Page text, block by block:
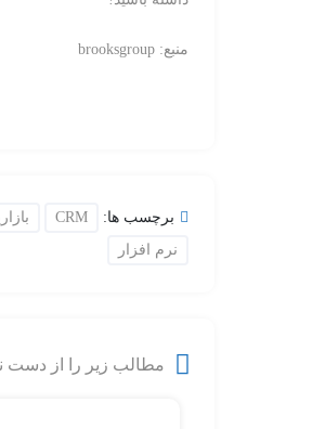
منبع: brooksgroup
برچسب ها: CRM
نرم افزار
مطالب زیر را از دست